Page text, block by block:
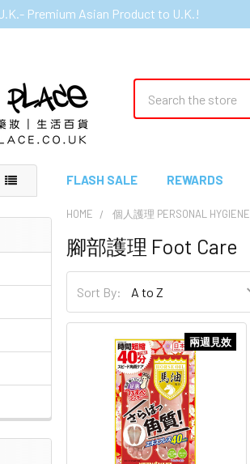
Premium Asian Product to U.K.!
FLASH SALE REWARDS
HOME 個人護理 PERSONAL HYGIENE
腳部護理 Foot Care
Sort By:
兩週見效